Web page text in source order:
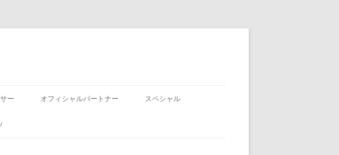
ー オフィシャルパートナー スペシャル